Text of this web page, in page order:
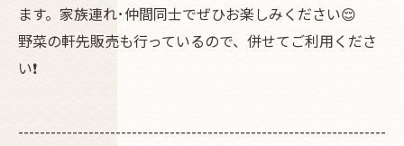
ます。家族連れ･仲間同士でぜひお楽しみください😌
野菜の軒先販売も行っているので、併せてご利用くださ
い❗
--------------------------------------------------------------------